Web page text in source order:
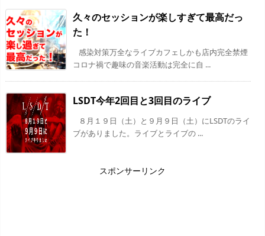
久々のセッションが楽しすぎて最高だっ
た！
感染対策万全なライブカフェしかも店内完全禁煙
コロナ禍で趣味の音楽活動は完全に自 ...
LSDT今年2回目と3回目のライブ
８月１９日（土）と９月９日（土）にLSDTのライ
ブがありました。ライブとライブの ...
スポンサーリンク